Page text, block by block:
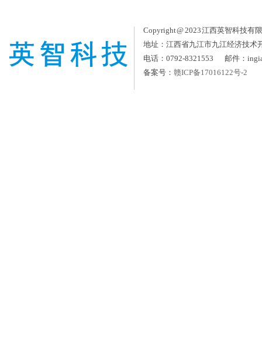
Copyright @ 2023 江西英智科技有
地址：江西省九江市九江经济技术
电话：0792-8321553 邮件：
备案号： 赣ICP备17016122号-2